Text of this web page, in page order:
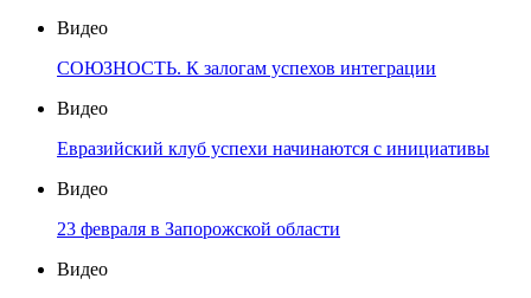
Видео
СОЮЗНОСТЬ. К залогам успехов интеграции
Видео
Евразийский клуб успехи начинаются с инициативы
Видео
23 февраля в Запорожской области
Видео